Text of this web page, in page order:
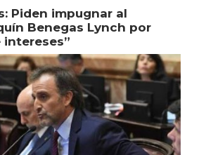
Piden impugnar al
Benegas Lynch por